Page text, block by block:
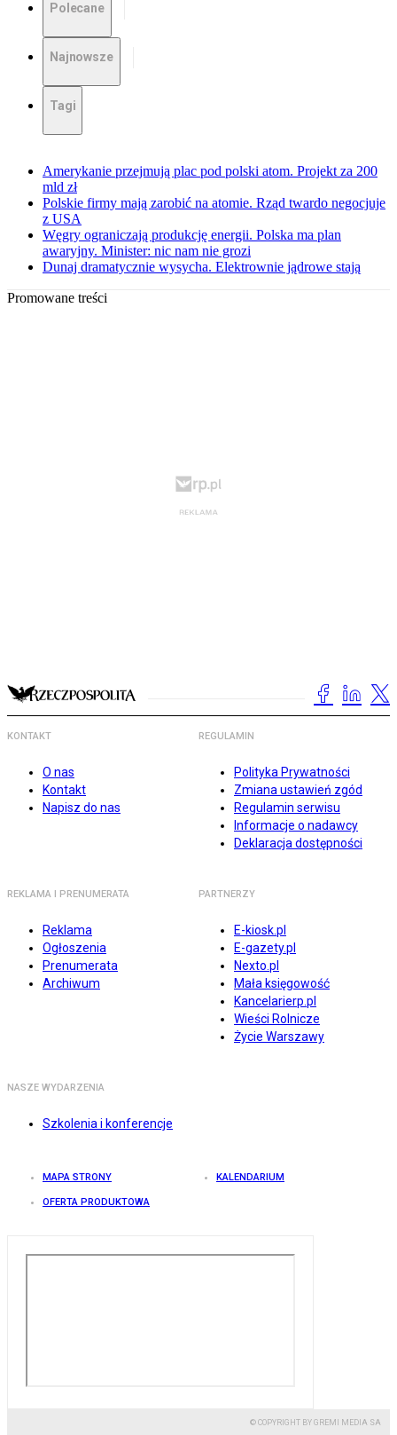
Polecane
Najnowsze
Tagi
Amerykanie przejmują plac pod polski atom. Projekt za 200
mld zł
Polskie firmy mają zarobić na atomie. Rząd twardo negocjuje
z USA
Węgry ograniczają produkcję energii. Polska ma plan
awaryjny. Minister: nic nam nie grozi
Dunaj dramatycznie wysycha. Elektrownie jądrowe stają
Promowane treści
KONTAKT
O nas
Kontakt
Napisz do nas
REGULAMIN
Polityka Prywatności
Zmiana ustawień zgód
Regulamin serwisu
Informacje o nadawcy
Deklaracja dostępności
REKLAMA I PRENUMERATA
Reklama
Ogłoszenia
Prenumerata
Archiwum
PARTNERZY
E-kiosk.pl
E-gazety.pl
Nexto.pl
Mała księgowość
Kancelarierp.pl
Wieści Rolnicze
Życie Warszawy
NASZE WYDARZENIA
Szkolenia i konferencje
MAPA STRONY KALENDARIUM
OFERTA PRODUKTOWA
© COPYRIGHT BY GREMI MEDIA SA